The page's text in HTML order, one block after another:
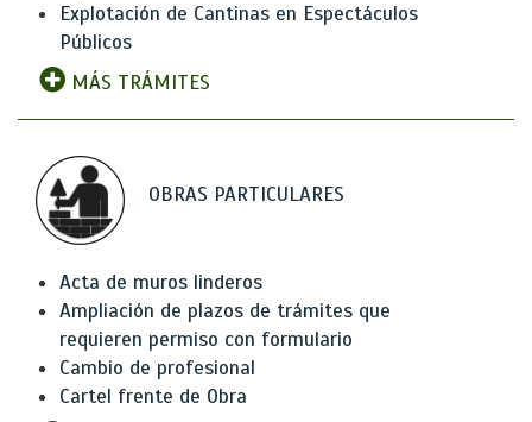
Explotación de Cantinas en Espectáculos
Públicos
MÁS TRÁMITES
OBRAS PARTICULARES
Acta de muros linderos
Ampliación de plazos de trámites que
requieren permiso con formulario
Cambio de profesional
Cartel frente de Obra